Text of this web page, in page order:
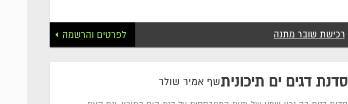
רכישת שובר מתנה לפרטים והרשמה
סדנת דגים ים תיכוניתשף אמיר שולר